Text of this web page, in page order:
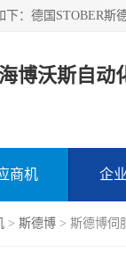
博沃斯自动
商机 企
> 斯德博 > 斯德博伺